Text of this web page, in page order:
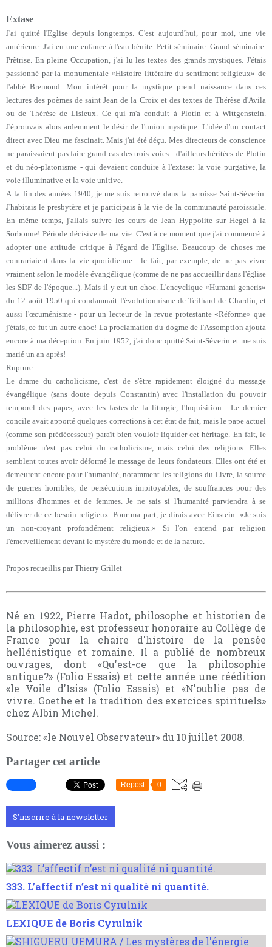
Extase
J'ai quitté l'Eglise depuis longtemps. C'est aujourd'hui, pour moi, une vie
antérieure. J'ai eu une enfance à l'eau bénite. Petit séminaire. Grand séminaire.
Prêtrise. En pleine Occupation, j'ai lu les textes des grands mystiques. J'étais
passionné par la monumentale «Histoire littéraire du sentiment religieux» de
l'abbé Bremond. Mon intérêt pour la mystique prend naissance dans ces
lectures des poèmes de saint Jean de la Croix et des textes de Thérèse d'Avila
ou de Thérèse de Lisieux. Ce qui m'a conduit à Plotin et à Wittgenstein.
J'éprouvais alors ardemment le désir de l'union mystique. L'idée d'un contact
direct avec Dieu me fascinait. Mais j'ai été déçu. Mes directeurs de conscience
ne paraissaient pas faire grand cas des trois voies - d'ailleurs héritées de Plotin
et du néo-platonisme - qui devaient conduire à l'extase: la voie purgative, la
voie illuminative et la voie unitive.
A la fin des années 1940, je me suis retrouvé dans la paroisse Saint-Séverin.
J'habitais le presbytère et je participais à la vie de la communauté paroissiale.
En même temps, j'allais suivre les cours de Jean Hyppolite sur Hegel à la
Sorbonne! Période décisive de ma vie. C'est à ce moment que j'ai commencé à
adopter une attitude critique à l'égard de l'Eglise. Beaucoup de choses me
contrariaient dans la vie quotidienne - le fait, par exemple, de ne pas vivre
vraiment selon le modèle évangélique (comme de ne pas accueillir dans l'église
les SDF de l'époque...). Mais il y eut un choc. L'encyclique «Humani generis»
du 12 août 1950 qui condamnait l'évolutionnisme de Teilhard de Chardin, et
aussi l'œcuménisme - pour un lecteur de la revue protestante «Réforme» que
j'étais, ce fut un autre choc! La proclamation du dogme de l'Assomption ajouta
encore à ma déception. En juin 1952, j'ai donc quitté Saint-Séverin et me suis
marié un an après!
Rupture
Le drame du catholicisme, c'est de s'être rapidement éloigné du message
évangélique (sans doute depuis Constantin) avec l'installation du pouvoir
temporel des papes, avec les fastes de la liturgie, l'Inquisition... Le dernier
concile avait apporté quelques corrections à cet état de fait, mais le pape actuel
(comme son prédécesseur) paraît bien vouloir liquider cet héritage. En fait, le
problème n'est pas celui du catholicisme, mais celui des religions. Elles
semblent toutes avoir déformé le message de leurs fondateurs. Elles ont été et
demeurent encore pour l'humanité, notamment les religions du Livre, la source
de guerres horribles, de persécutions impitoyables, de souffrances pour des
millions d'hommes et de femmes. Je ne sais si l'humanité parviendra à se
délivrer de ce besoin religieux. Pour ma part, je dirais avec Einstein: «Je suis
un non-croyant profondément religieux.» Si l'on entend par religion
l'émerveillement devant le mystère du monde et de la nature.
Propos recueillis par Thierry Grillet
Né en 1922, Pierre Hadot, philosophe et historien de
la philosophie, est professeur honoraire au Collège de
France pour la chaire d'histoire de la pensée
hellénistique et romaine. Il a publié de nombreux
ouvrages, dont «Qu'est-ce que la philosophie
antique?» (Folio Essais) et cette année une réédition
«le Voile d'Isis» (Folio Essais) et «N'oublie pas de
vivre. Goethe et la tradition des exercices spirituels»
chez Albin Michel.
Source: «le Nouvel Observateur» du 10 juillet 2008.
Partager cet article
Repost 0
S'inscrire à la newsletter
Vous aimerez aussi :
333. L’affectif n’est ni qualité ni quantité.
LEXIQUE de Boris Cyrulnik